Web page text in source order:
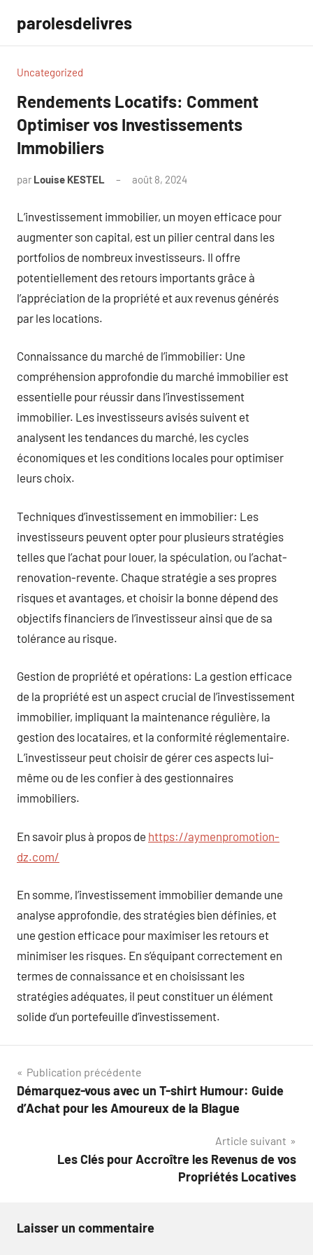
contenu
parolesdelivres
Uncategorized
Rendements Locatifs: Comment
Optimiser vos Investissements
Immobiliers
par Louise KESTEL août 8, 2024
L’investissement immobilier, un moyen efficace pour
augmenter son capital, est un pilier central dans les
portfolios de nombreux investisseurs. Il offre
potentiellement des retours importants grâce à
l’appréciation de la propriété et aux revenus générés
par les locations.
Connaissance du marché de l’immobilier: Une
compréhension approfondie du marché immobilier est
essentielle pour réussir dans l’investissement
immobilier. Les investisseurs avisés suivent et
analysent les tendances du marché, les cycles
économiques et les conditions locales pour optimiser
leurs choix.
Techniques d’investissement en immobilier: Les
investisseurs peuvent opter pour plusieurs stratégies
telles que l’achat pour louer, la spéculation, ou l’achat-
renovation-revente. Chaque stratégie a ses propres
risques et avantages, et choisir la bonne dépend des
objectifs financiers de l’investisseur ainsi que de sa
tolérance au risque.
Gestion de propriété et opérations: La gestion efficace
de la propriété est un aspect crucial de l’investissement
immobilier, impliquant la maintenance régulière, la
gestion des locataires, et la conformité réglementaire.
L’investisseur peut choisir de gérer ces aspects lui-
même ou de les confier à des gestionnaires
immobiliers.
En savoir plus à propos de https://aymenpromotion-
dz.com/
En somme, l’investissement immobilier demande une
analyse approfondie, des stratégies bien définies, et
une gestion efficace pour maximiser les retours et
minimiser les risques. En s’équipant correctement en
termes de connaissance et en choisissant les
stratégies adéquates, il peut constituer un élément
solide d’un portefeuille d’investissement.
Navigation
de
Publication précédente
Démarquez-vous avec un T-shirt Humour: Guide
d’Achat pour les Amoureux de la Blague
Article suivant
Les Clés pour Accroître les Revenus de vos
Propriétés Locatives
Laisser un commentaire